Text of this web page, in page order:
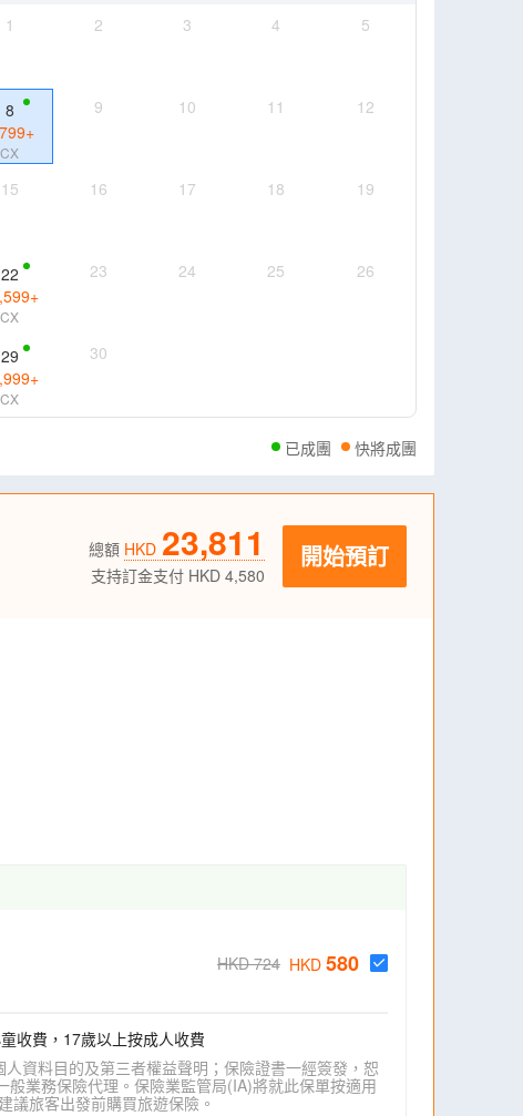
1
2 3 4 5
8
+
CX
9 10 11 12
15 16 17 18 19
22
+
CX
23 24 25 26
29
+
CX
30
已成團 快將成團
總額 HKD 23,811
支持訂金支付 HKD 4,580
開始預訂
HKD 724 HKD 580
收費，17歲以上按成人收費
資料目的及第三者權益聲明；保險證書一經簽發，恕
業務保險代理。保險業監管局(IA)將就此保單按適用
議旅客出發前購買旅遊保險。